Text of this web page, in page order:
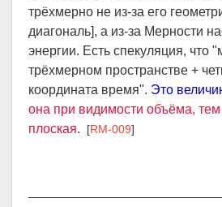
трёхмерно не из-за его
диагональ], а из-за Мерности
энергии. Есть спекуляция, что
трёхмерном пространстве +
координата время". Это
она при видимости объёма,
плоская. [RM-009]